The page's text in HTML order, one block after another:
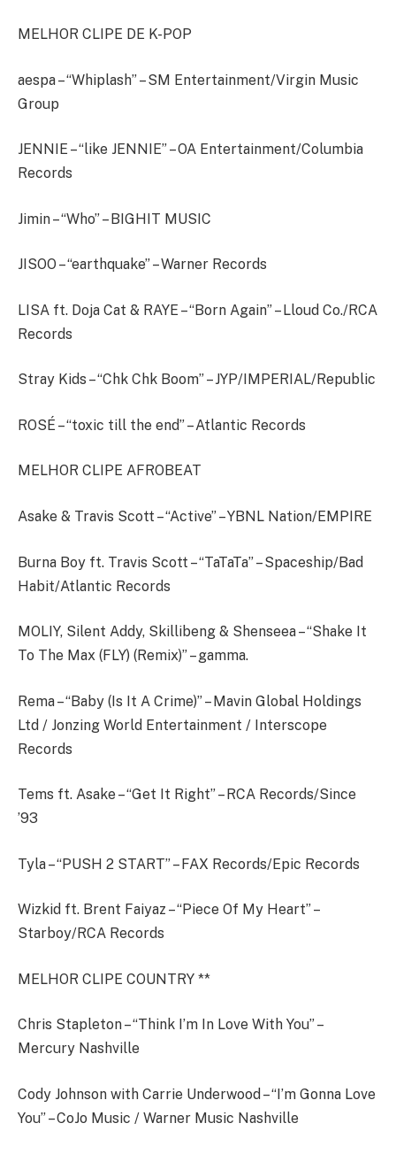
MELHOR CLIPE DE K-POP
aespa – “Whiplash” – SM Entertainment/Virgin Music
Group
JENNIE – “like JENNIE” – OA Entertainment/Columbia
Records
Jimin – “Who” – BIGHIT MUSIC
JISOO – “earthquake” – Warner Records
LISA ft. Doja Cat & RAYE – “Born Again” – Lloud Co./RCA
Records
Stray Kids – “Chk Chk Boom” – JYP/IMPERIAL/Republic
ROSÉ – “toxic till the end” – Atlantic Records
MELHOR CLIPE AFROBEAT
Asake & Travis Scott – “Active” – YBNL Nation/EMPIRE
Burna Boy ft. Travis Scott – “TaTaTa” – Spaceship/Bad
Habit/Atlantic Records
MOLIY, Silent Addy, Skillibeng & Shenseea – “Shake It
To The Max (FLY) (Remix)” – gamma.
Rema – “Baby (Is It A Crime)” – Mavin Global Holdings
Ltd / Jonzing World Entertainment / Interscope
Records
Tems ft. Asake – “Get It Right” – RCA Records/Since
’93
Tyla – “PUSH 2 START” – FAX Records/Epic Records
Wizkid ft. Brent Faiyaz – “Piece Of My Heart” –
Starboy/RCA Records
MELHOR CLIPE COUNTRY **
Chris Stapleton – “Think I’m In Love With You” –
Mercury Nashville
Cody Johnson with Carrie Underwood – “I’m Gonna Love
You” – CoJo Music / Warner Music Nashville